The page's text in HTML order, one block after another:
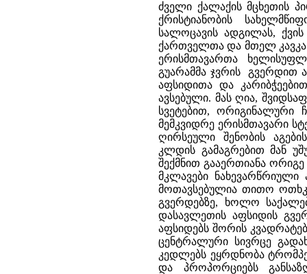
ძველი ქალაქის მცხეთის
ქრისტიანობის
სალოცავის ადგილას,
ქართველთა და მთელ
ერისმთავართა
გუარამმა ჯვრის გვერდით
აფსიდითა და
ავსებული. მას ღია,
სვეტებით, ორიგინალური
მემკვიდრე ერისმთავარი
ღირსეული შენობის
კლდის გამაგრებით მან
შექმნით გააერთიანა
მკლავები
მოთავსებულია თითო
გვერდებზე, ხოლო
დასავლეთის აფსიდის
აფსიდებს შორის
ცენტრალური სივრცე
კედლებს ეყრდნობა
და პროპორციებს